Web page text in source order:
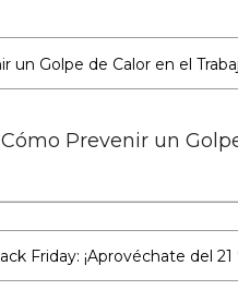
Cómo Prevenir un